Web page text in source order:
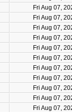
Fri Aug 07,
Fri Aug 07,
Fri Aug 07,
Fri Aug 07,
Fri Aug 07,
Fri Aug 07,
Fri Aug 07,
Fri Aug 07,
Fri Aug 07,
Fri Aug 07,
Fri Aug 07,